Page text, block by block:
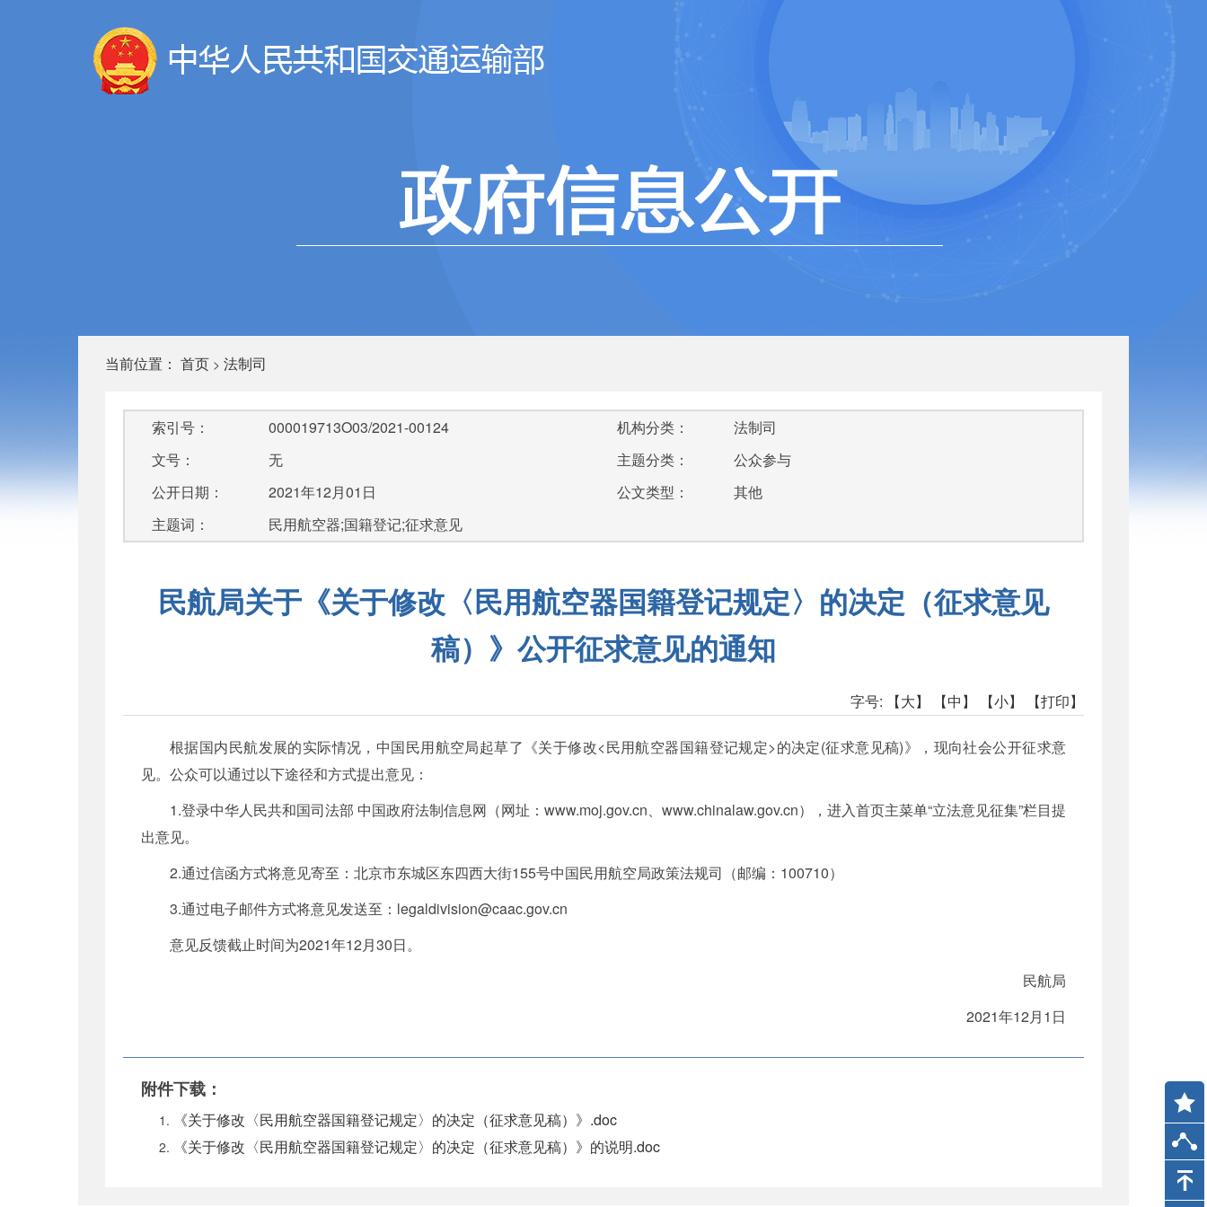
当前位置： 首页 > 法制司
索引号：
000019713O03/2021-00124
文号：
无
公开日期：
2021年12月01日
主题词：
民用航空器;国籍登记;征求意见
机构分类：
法制司
主题分类：
公众参与
公文类型：
其他
民航局关于《关于修改〈民用航空器国籍登记规定〉的决定（征求意见
稿）》公开征求意见的通知
字号: 【大】 【中】 【小】 【打印】
根据国内民航发展的实际情况，中国民用航空局起草了《关于修改<民用航空器国籍登记规定>的决定(征求意见稿)》，现向社会公开征求意
见。公众可以通过以下途径和方式提出意见：
1.登录中华人民共和国司法部 中国政府法制信息网（网址：www.moj.gov.cn、www.chinalaw.gov.cn），进入首页主菜单“立法意见征集”栏目提
出意见。
2.通过信函方式将意见寄至：北京市东城区东四西大街155号中国民用航空局政策法规司（邮编：100710）
3.通过电子邮件方式将意见发送至：legaldivision@caac.gov.cn
意见反馈截止时间为2021年12月30日。
民航局
2021年12月1日
附件下载：
《关于修改〈民用航空器国籍登记规定〉的决定（征求意见稿）》.doc
《关于修改〈民用航空器国籍登记规定〉的决定（征求意见稿）》的说明.doc